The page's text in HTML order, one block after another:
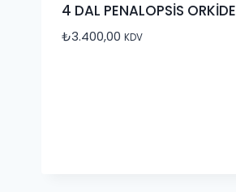
4 DAL PENALOPSİS ORKİDE
₺3.400,00 KDV